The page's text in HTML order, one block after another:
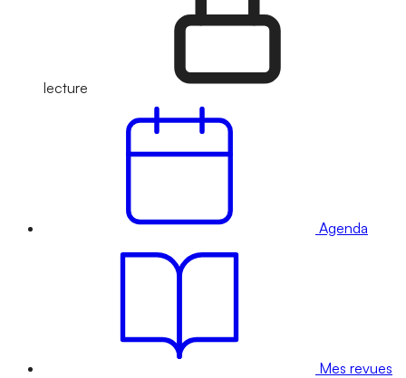
lecture
Agenda
Mes revues